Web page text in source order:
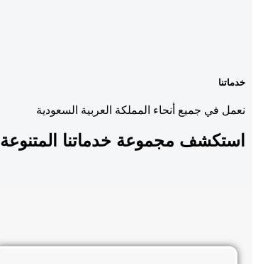
خدماتنا
نعمل في جميع أنحاء المملكة العربية السعودية
استكشف مجموعة خدماتنا المتنوعة